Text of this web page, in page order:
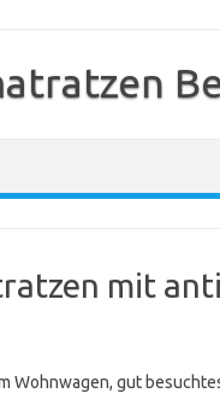
mit
Wohnwagen, gut